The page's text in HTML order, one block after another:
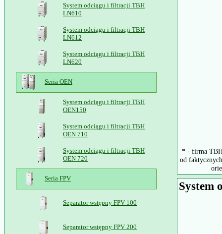
System odciągu i filtracji TBH
LN610
System odciągu i filtracji TBH
LN612
System odciągu i filtracji TBH
LN620
Seria OEN
System odciągu i filtracji TBH
OEN150
System odciągu i filtracji TBH
OEN 710
System odciągu i filtracji TBH
OEN 720
Seria FPV
Separator wstępny FPV 100
Separator wstępny FPV 200
* - firma TBH
od
System